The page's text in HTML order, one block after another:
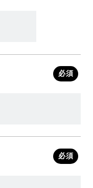
必須
必須